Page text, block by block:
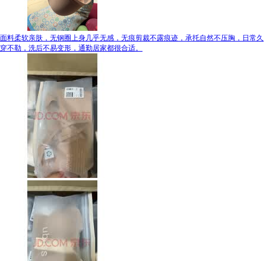
面料柔软亲肤，无钢圈上身几乎无感，无痕剪裁不露痕迹，承托自然不压胸，日常久
穿不勒，洗后不易变形，通勤居家都很合适。